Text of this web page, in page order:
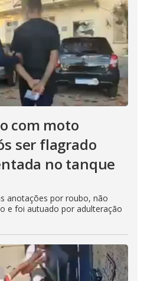
com moto
ser flagrado
no tanque
anotações por roubo, não
e foi autuado por adulteração